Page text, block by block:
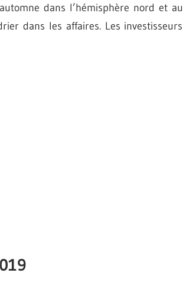
dans l’hémisphère nord et au
dans les affaires. Les investisseurs